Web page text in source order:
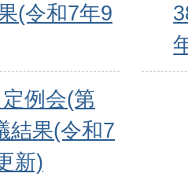
(令和7年9
例会(第
結果(令和7
新)